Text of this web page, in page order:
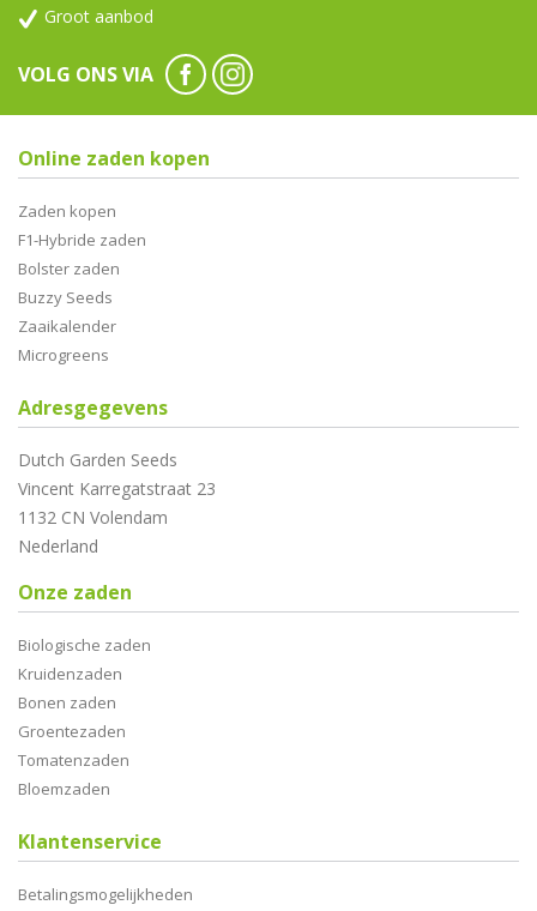
Groot aanbod
VOLG ONS VIA
Online zaden kopen
Zaden kopen
F1-Hybride zaden
Bolster zaden
Buzzy Seeds
Zaaikalender
Microgreens
Adresgegevens
Dutch Garden Seeds
Vincent Karregatstraat 23
1132 CN Volendam
Nederland
Onze zaden
Biologische zaden
Kruidenzaden
Bonen zaden
Groentezaden
Tomatenzaden
Bloemzaden
Klantenservice
Betalingsmogelijkheden